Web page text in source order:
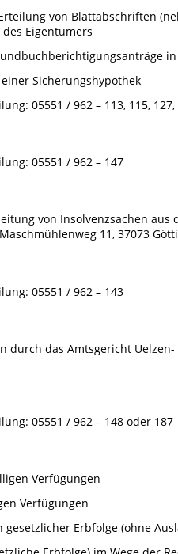
von Blattabschriften
Eigentümers
in
Sicherungshypothek
05551 / 962 – 113, 115, 127,
05551 / 962 – 147
von Insolvenzsachen
11, 37073
05551 / 962 – 143
durch das Amtsgericht
05551 / 962 – 148 oder 187
Verfügungen
Verfügungen
gesetzlicher Erbfolge (ohne